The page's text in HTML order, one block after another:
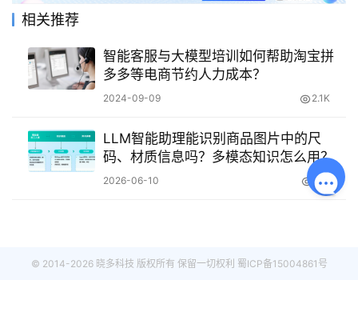
相关推荐
智能客服与大模型培训如何帮助淘宝拼
多多等电商节约人力成本？
2024-09-09 2.1K
LLM智能助理能识别商品图片中的尺
码、材质信息吗？多模态知识怎么用？
2026-06-10 170
© 2014-2026 晓多科技 版权所有 保留一切权利 蜀ICP备15004861号